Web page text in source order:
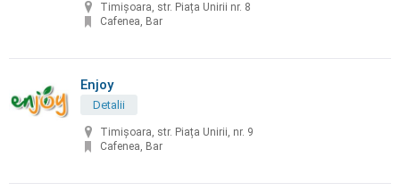
Timișoara, str. Piața Unirii nr. 8
Cafenea, Bar
Enjoy
Detalii
Timișoara, str. Piața Unirii, nr. 9
Cafenea, Bar